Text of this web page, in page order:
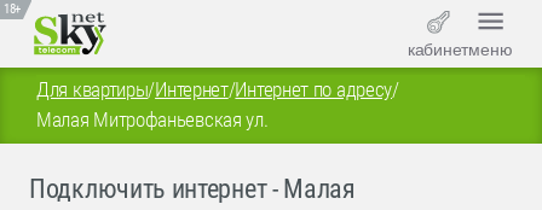
18+
кабинетменю
Для квартиры/Интернет/Интернет по адресу/
Малая Митрофаньевская ул.
Подключить интернет - Малая